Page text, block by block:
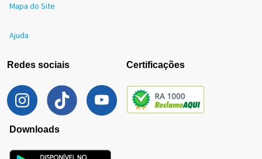
Mapa do Site
Ajuda
Redes sociais Certificações
Downloads